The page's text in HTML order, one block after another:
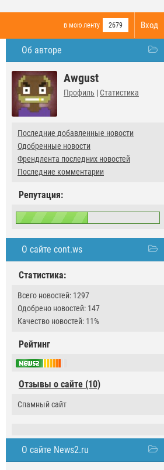
Вход
в мою ленту 2679
Об авторе
Awgust
Профиль | Статистика
Последние добавленные новости
Одобренные новости
Френдлента последних новостей
Последние комментарии
Репутация:
О сайте cont.ws
Статистика:
Всего новостей: 1297
Одобрено новостей: 147
Качество новостей: 11%
Рейтинг
Отзывы о сайте (10)
Спамный сайт
О сайте News2.ru